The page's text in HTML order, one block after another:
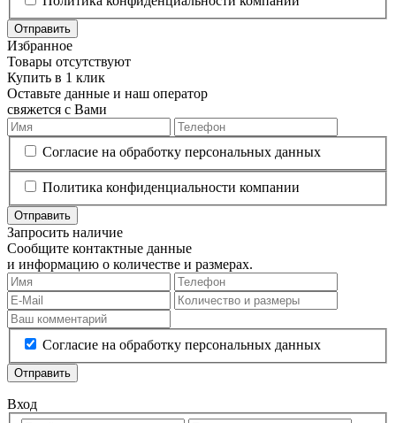
Отправить
Избранное
Товары отсутствуют
Купить в 1 клик
Оставьте данные и наш оператор
свяжется с Вами
Согласие на обработку персональных данных
Политика конфиденциальности компании
Отправить
Запросить наличие
Сообщите контактные данные
и информацию о количестве и размерах.
Согласие на обработку персональных данных
Отправить
Вход